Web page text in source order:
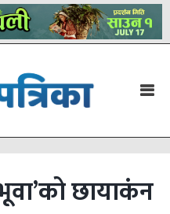
छायाकंन